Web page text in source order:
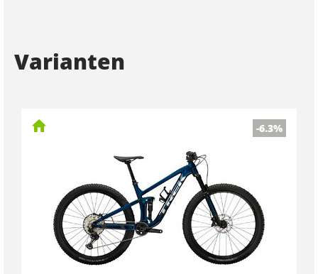
Varianten
-6.3%